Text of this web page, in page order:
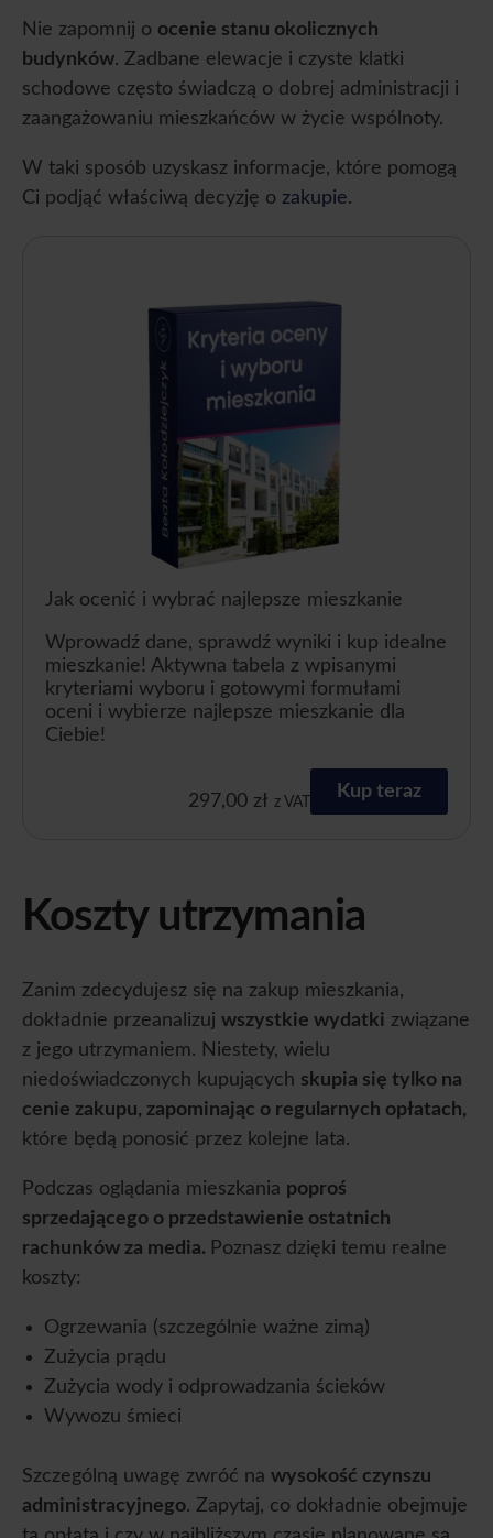
Nie zapomnij o ocenie stanu okolicznych
budynków. Zadbane elewacje i czyste klatki
schodowe często świadczą o dobrej administracji i
zaangażowaniu mieszkańców w życie wspólnoty.
W taki sposób uzyskasz informacje, które pomogą
Ci podjąć właściwą decyzję o zakupie.
Jak ocenić i wybrać najlepsze mieszkanie
Wprowadź dane, sprawdź wyniki i kup idealne
mieszkanie! Aktywna tabela z wpisanymi
kryteriami wyboru i gotowymi formułami
oceni i wybierze najlepsze mieszkanie dla
Ciebie!
297,00 zł z VAT Kup teraz
Koszty utrzymania
Zanim zdecydujesz się na zakup mieszkania,
dokładnie przeanalizuj wszystkie wydatki związane
z jego utrzymaniem. Niestety, wielu
niedoświadczonych kupujących skupia się tylko na
cenie zakupu, zapominając o regularnych opłatach,
które będą ponosić przez kolejne lata.
Podczas oglądania mieszkania poproś
sprzedającego o przedstawienie ostatnich
rachunków za media. Poznasz dzięki temu realne
koszty:
Ogrzewania (szczególnie ważne zimą)
Zużycia prądu
Zużycia wody i odprowadzania ścieków
Wywozu śmieci
Szczególną uwagę zwróć na wysokość czynszu
administracyjnego. Zapytaj, co dokładnie obejmuje